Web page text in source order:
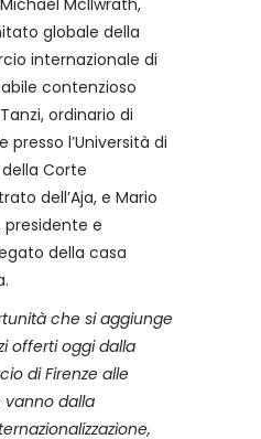
McIlwrath,
globale della
internazionale di
contenzioso
ordinario di
l’Università di
Corte
dell’Aja, e Mario
presidente e
della casa
che si aggiunge
offerti oggi dalla
di Firenze alle
vanno dalla